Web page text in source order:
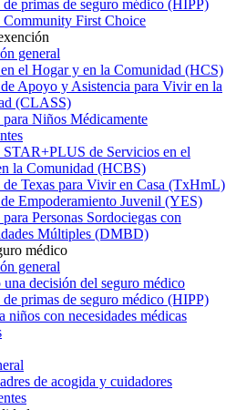
de primas de seguro médico (HIPP)
Community First Choice
general
el Hogar y en la Comunidad (HCS)
Apoyo y Asistencia para Vivir en la
(CLASS)
para Niños Médicamente
STAR+PLUS de Servicios en el
la Comunidad (HCBS)
de Texas para Vivir en Casa (TxHmL)
Empoderamiento Juvenil (YES)
Personas Sordociegas con
Múltiples (DMBD)
médico
general
decisión del seguro médico
de primas de seguro médico (HIPP)
niños con necesidades médicas
de acogida y cuidadores